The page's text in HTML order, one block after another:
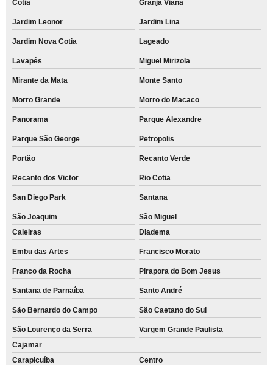
Cotia Granja Viana
Jardim Leonor Jardim Lina
Jardim Nova Cotia Lageado
Lavapés Miguel Mirizola
Mirante da Mata Monte Santo
Morro Grande Morro do Macaco
Panorama Parque Alexandre
Parque São George Petropolis
Portão Recanto Verde
Recanto dos Victor Rio Cotia
San Diego Park Santana
São Joaquim
São Miguel
Caieiras
Diadema
Embu das Artes Francisco Morato
Franco da Rocha Pirapora do Bom Jesus
Santana de Parnaíba Santo André
São Bernardo do Campo São Caetano do Sul
São Lourenço da Serra
Vargem Grande Paulista
Cajamar
Carapicuíba
Centro